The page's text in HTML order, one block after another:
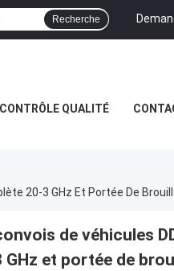
Recherche
CONTRÔLE QUALITÉ
de véhicules
et portée de